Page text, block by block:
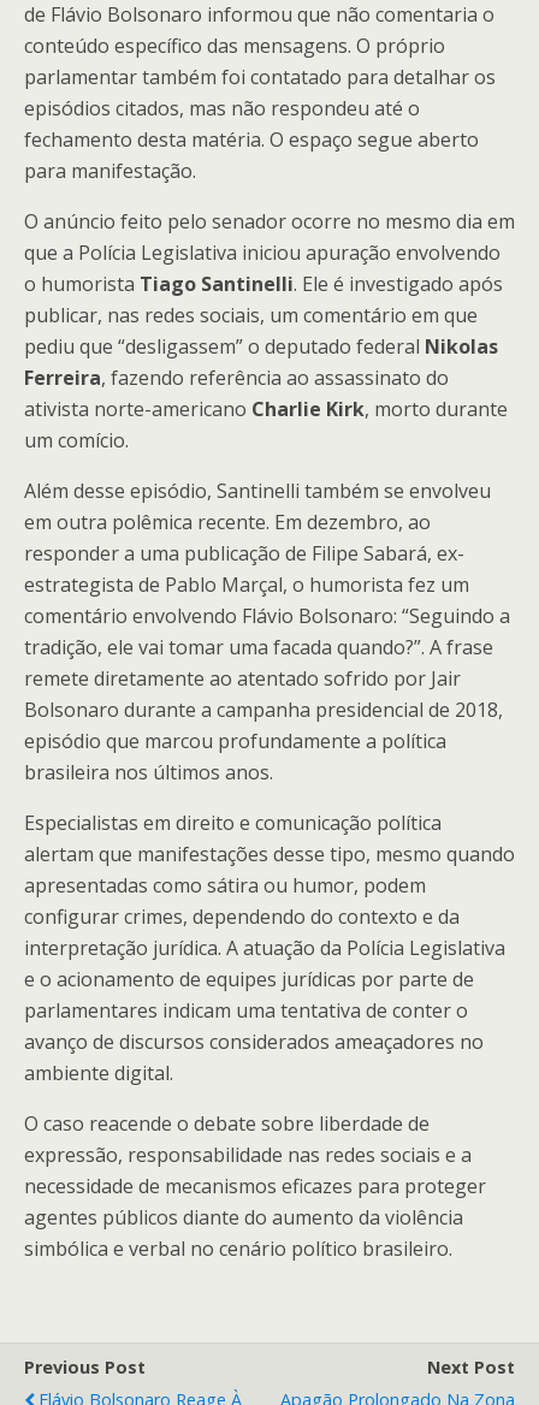
de Flávio Bolsonaro informou que não comentaria o
conteúdo específico das mensagens. O próprio
parlamentar também foi contatado para detalhar os
episódios citados, mas não respondeu até o
fechamento desta matéria. O espaço segue aberto
para manifestação.
O anúncio feito pelo senador ocorre no mesmo dia em
que a Polícia Legislativa iniciou apuração envolvendo
o humorista Tiago Santinelli. Ele é investigado após
publicar, nas redes sociais, um comentário em que
pediu que “desligassem” o deputado federal Nikolas
Ferreira, fazendo referência ao assassinato do
ativista norte-americano Charlie Kirk, morto durante
um comício.
Além desse episódio, Santinelli também se envolveu
em outra polêmica recente. Em dezembro, ao
responder a uma publicação de Filipe Sabará, ex-
estrategista de Pablo Marçal, o humorista fez um
comentário envolvendo Flávio Bolsonaro: “Seguindo a
tradição, ele vai tomar uma facada quando?”. A frase
remete diretamente ao atentado sofrido por Jair
Bolsonaro durante a campanha presidencial de 2018,
episódio que marcou profundamente a política
brasileira nos últimos anos.
Especialistas em direito e comunicação política
alertam que manifestações desse tipo, mesmo quando
apresentadas como sátira ou humor, podem
configurar crimes, dependendo do contexto e da
interpretação jurídica. A atuação da Polícia Legislativa
e o acionamento de equipes jurídicas por parte de
parlamentares indicam uma tentativa de conter o
avanço de discursos considerados ameaçadores no
ambiente digital.
O caso reacende o debate sobre liberdade de
expressão, responsabilidade nas redes sociais e a
necessidade de mecanismos eficazes para proteger
agentes públicos diante do aumento da violência
simbólica e verbal no cenário político brasileiro.
Previous Post
Flávio Bolsonaro Reage À
Next Post
Apagão Prolongado Na Zona